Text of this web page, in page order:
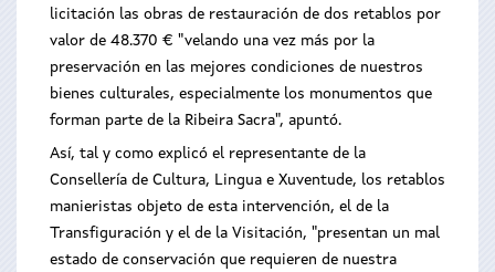
licitación las obras de restauración de dos retablos por
valor de 48.370 € "velando una vez más por la
preservación en las mejores condiciones de nuestros
bienes culturales, especialmente los monumentos que
forman parte de la Ribeira Sacra", apuntó.
Así, tal y como explicó el representante de la
Consellería de Cultura, Lingua e Xuventude, los retablos
manieristas objeto de esta intervención, el de la
Transfiguración y el de la Visitación, "presentan un mal
estado de conservación que requieren de nuestra